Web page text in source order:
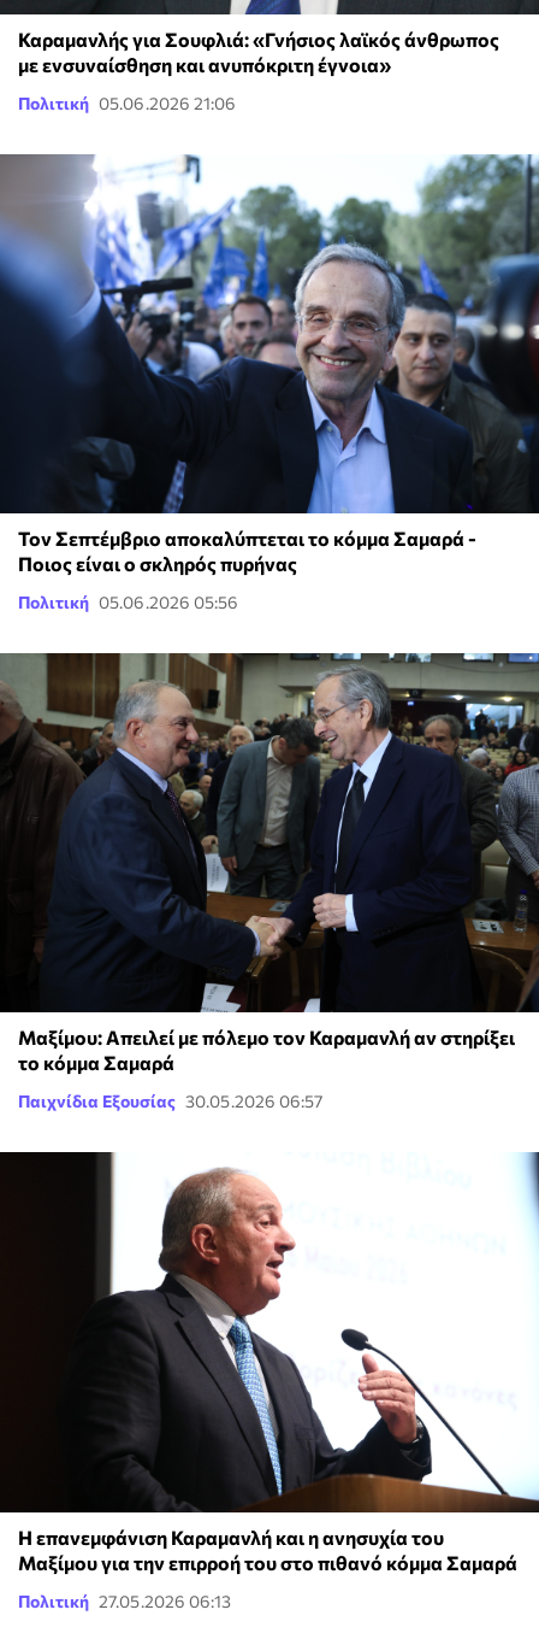
Καραμανλής για Σουφλιά: «Γνήσιος λαϊκός άνθρωπος
με ενσυναίσθηση και ανυπόκριτη έγνοια»
Πολιτική 05.06.2026 21:06
Τον Σεπτέμβριο αποκαλύπτεται το κόμμα Σαμαρά -
Ποιος είναι ο σκληρός πυρήνας
Πολιτική 05.06.2026 05:56
Μαξίμου: Απειλεί με πόλεμο τον Καραμανλή αν στηρίξει
το κόμμα Σαμαρά
Παιχνίδια Εξουσίας 30.05.2026 06:57
H επανεμφάνιση Καραμανλή και η ανησυχία του
Μαξίμου για την επιρροή του στο πιθανό κόμμα Σαμαρά
Πολιτική 27.05.2026 06:13